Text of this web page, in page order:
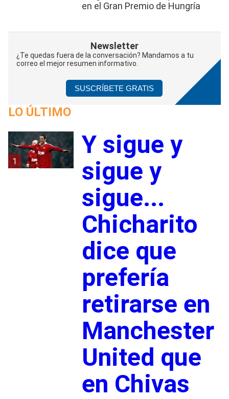
en el Gran Premio de Hungría
Newsletter
¿Te quedas fuera de la conversación? Mandamos a tu
correo el mejor resumen informativo.
SUSCRÍBETE GRATIS
LO ÚLTIMO
1
Y sigue y
sigue y
sigue...
Chicharito
dice que
prefería
retirarse en
Manchester
United que
en Chivas